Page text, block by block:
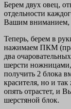
Берем двух овец,
отдельности
Вашим вниманием,
Теперь, берем в
нажимаем ПКМ
два
шерсти ножницами,
получить 2 блока
красителя, но и
опять отрастет, и
шерстяной блок.